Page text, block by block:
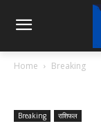
Home Breaking
Breaking राशिफल